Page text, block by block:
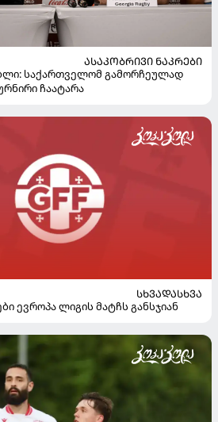
ᲐᲡᲐᲙᲝᲑᲠᲘᲕᲘ ᲜᲐᲙᲠᲔᲑᲘ
საქართველომ გამორჩეულად
ჩაატარა
ᲡᲮᲕᲐᲓᲐᲡᲮᲕᲐ
ევროპა ლიგის მატჩს განსჯიან